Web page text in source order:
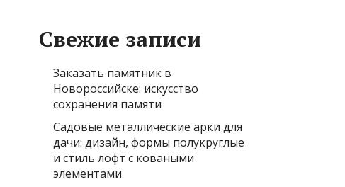
Свежие записи
Заказать памятник в
Новороссийске: искусство
сохранения памяти
Садовые металлические арки для
дачи: дизайн, формы полукруглые
и стиль лофт с коваными
элементами